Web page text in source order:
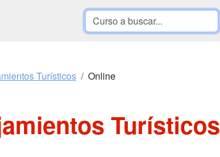
Turísticos Online
Turísticos